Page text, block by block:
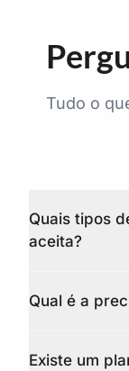
Tudo o
Quais tipos
aceita?
Qual é a
Existe um